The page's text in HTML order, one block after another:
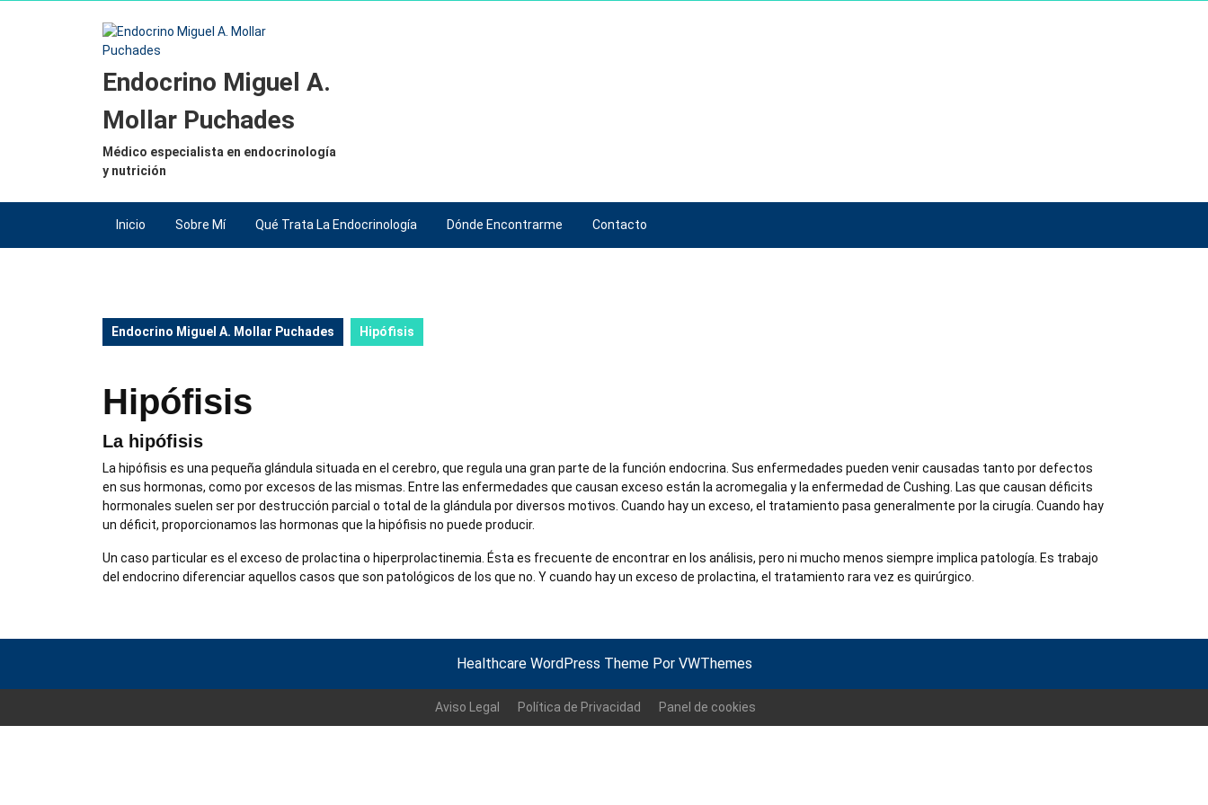
Endocrino Miguel A.
Mollar Puchades
Médico especialista en endocrinología
y nutrición
Inicio Sobre Mí Qué Trata La Endocrinología Dónde Encontrarme Contacto
Endocrino Miguel A. Mollar Puchades Hipófisis
Hipófisis
La hipófisis
La hipófisis es una pequeña glándula situada en el cerebro, que regula una gran parte de la función endocrina. Sus enfermedades pueden venir causadas tanto por defectos
en sus hormonas, como por excesos de las mismas. Entre las enfermedades que causan exceso están la acromegalia y la enfermedad de Cushing. Las que causan déficits
hormonales suelen ser por destrucción parcial o total de la glándula por diversos motivos. Cuando hay un exceso, el tratamiento pasa generalmente por la cirugía. Cuando hay
un déficit, proporcionamos las hormonas que la hipófisis no puede producir.
Un caso particular es el exceso de prolactina o hiperprolactinemia. Ésta es frecuente de encontrar en los análisis, pero ni mucho menos siempre implica patología. Es trabajo
del endocrino diferenciar aquellos casos que son patológicos de los que no. Y cuando hay un exceso de prolactina, el tratamiento rara vez es quirúrgico.
Healthcare WordPress ThemePor VWThemes
arriba
Aviso Legal Política de Privacidad Panel de cookies